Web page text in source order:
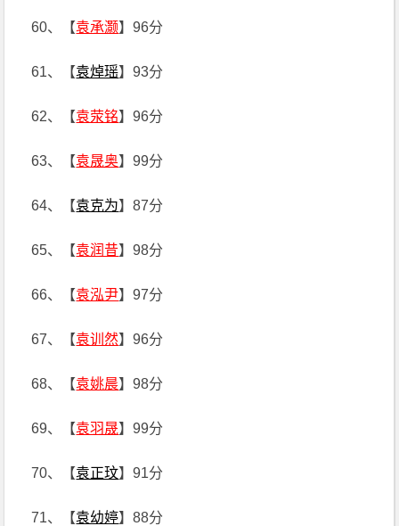
60、【袁承灏】96分
61、【袁焯瑶】93分
62、【袁荥铭】96分
63、【袁晟奥】99分
64、【袁克为】87分
65、【袁润昔】98分
66、【袁泓尹】97分
67、【袁训然】96分
68、【袁姚晨】98分
69、【袁羽晟】99分
70、【袁正玟】91分
71、【袁幼婷】88分